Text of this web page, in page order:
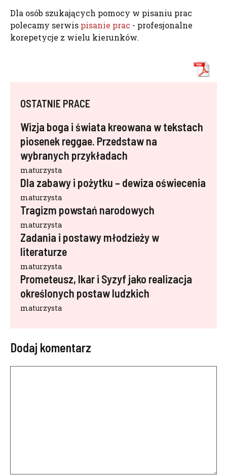
Dla osób szukających pomocy w pisaniu prac
polecamy serwis pisanie prac - profesjonalne
korepetycje z wielu kierunków.
OSTATNIE PRACE
Wizja boga i świata kreowana w tekstach
piosenek reggae. Przedstaw na
wybranych przykładach
maturzysta
Dla zabawy i pożytku – dewiza oświecenia
maturzysta
Tragizm powstań narodowych
maturzysta
Zadania i postawy młodzieży w
literaturze
maturzysta
Prometeusz, Ikar i Syzyf jako realizacja
określonych postaw ludzkich
maturzysta
Dodaj komentarz